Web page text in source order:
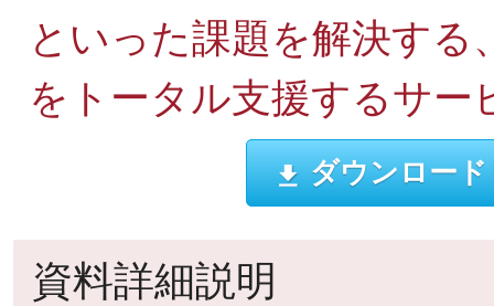
といった課題を解決する
をトータル支援するサー
ダウンロー
資料詳細説明